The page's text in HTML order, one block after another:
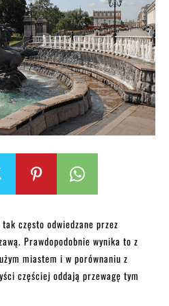
często odwiedzane przez
Prawdopodobnie wynika to z
miastem i w porównaniu z
częściej oddają przewagę tym